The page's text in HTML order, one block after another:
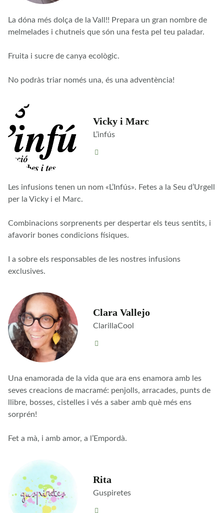
La dóna més dolça de la Vall!! Prepara un gran nombre de
melmelades i chutneis que són una festa pel teu paladar.
Fruita i sucre de canya ecològic.
No podràs triar només una, és una adventència!
Vicky i Marc
L’infús
Les infusions tenen un nom «L’Infús». Fetes a la Seu d’Urgell
per la Vicky i el Marc.
Combinacions sorprenents per despertar els teus sentits, i
afavorir bones condicions físiques.
I a sobre els responsables de les nostres infusions
exclusives.
Clara Vallejo
ClarillaCool
Una enamorada de la vida que ara ens enamora amb les
seves creacions de macramé: penjolls, arracades, punts de
llibre, bosses, cistelles i vés a saber amb què més ens
sorprén!
Fet a mà, i amb amor, a l’Empordà.
Rita
Guspiretes